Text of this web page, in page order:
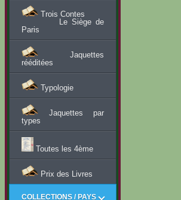
Trois Contes
Le Siège de
Paris
Jaquettes
rééditées
Typologie
Jaquettes par
types
Toutes les 4ème
Prix des Livres
COLLECTIONS / PAYS